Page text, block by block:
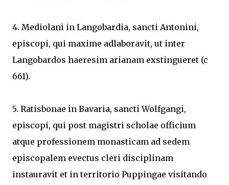
4. Mediolani in Langobardia, sancti Antonini,
episcopi, qui maxime adlaboravit, ut inter
Langobardos haeresim arianam exstingueret (c
661).
5. Ratisbonae in Bavaria, sancti Wolfgangi,
episcopi, qui post magistri scholae officium
atque professionem monasticam ad sedem
episcopalem evectus cleri disciplinam
instauravit et in territorio Puppingae visitando